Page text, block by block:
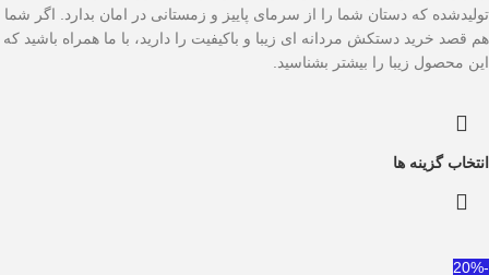
تولیدشده که دستان شما را از سرمای پاییز و زمستانی در امان بدارد. اگر شما
هم قصد خرید دستکش مردانه ای زیبا و باکیفیت را دارید، با ما همراه باشید که
این محصول زیبا را بیشتر بشناسید.
انتخاب گزینه ها
-20%